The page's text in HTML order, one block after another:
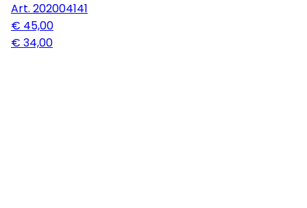
Art. 202004141
€ 45,00
€ 34,00